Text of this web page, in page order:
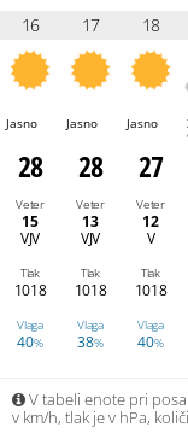
16 17 18
Jasno Jasno Jasno
28 28 27
Veter
15
VJV
Veter
13
VJV
Veter
12
V
Tlak
1018
Tlak
1018
Tlak
1018
Vlaga
40%
Vlaga
38%
Vlaga
40%
V tabeli enote pri
v km/h, tlak je v hPa,